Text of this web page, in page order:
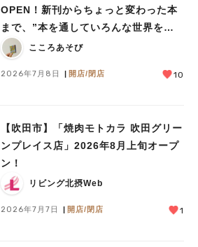
OPEN！新刊からちょっと変わった本
まで、”本を通していろんな世界をあ
じみする” 本屋さん
こころあそび
2026年7月8日 開店/閉店 10
【吹田市】「焼肉モトカラ 吹田グリー
ンプレイス店」2026年8月上旬オープ
ン！
リビング北摂Web
2026年7月7日 開店/閉店 1